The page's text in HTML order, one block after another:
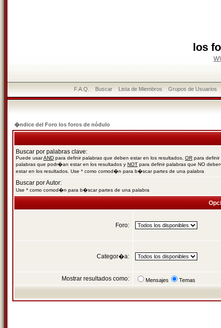
los
F.A.Q. Buscar Lista de Miembros Grupos de Usuarios
�ndice del Foro los foros de nódulo
Buscar por palabras clave:
Puede usarAND para definir palabras que deben estar en los resultados, OR para definir
palabras que podr�an estar en los resultados y NOT para definir palabras que NO
estar en los resultados. Use * como comod�n para b�scar partes de una palabra
Buscar por Autor:
Use * como comod�n para b�scar partes de una palabra
Foro:
Categor�a:
Mostrar resultados como: Mensajes Temas